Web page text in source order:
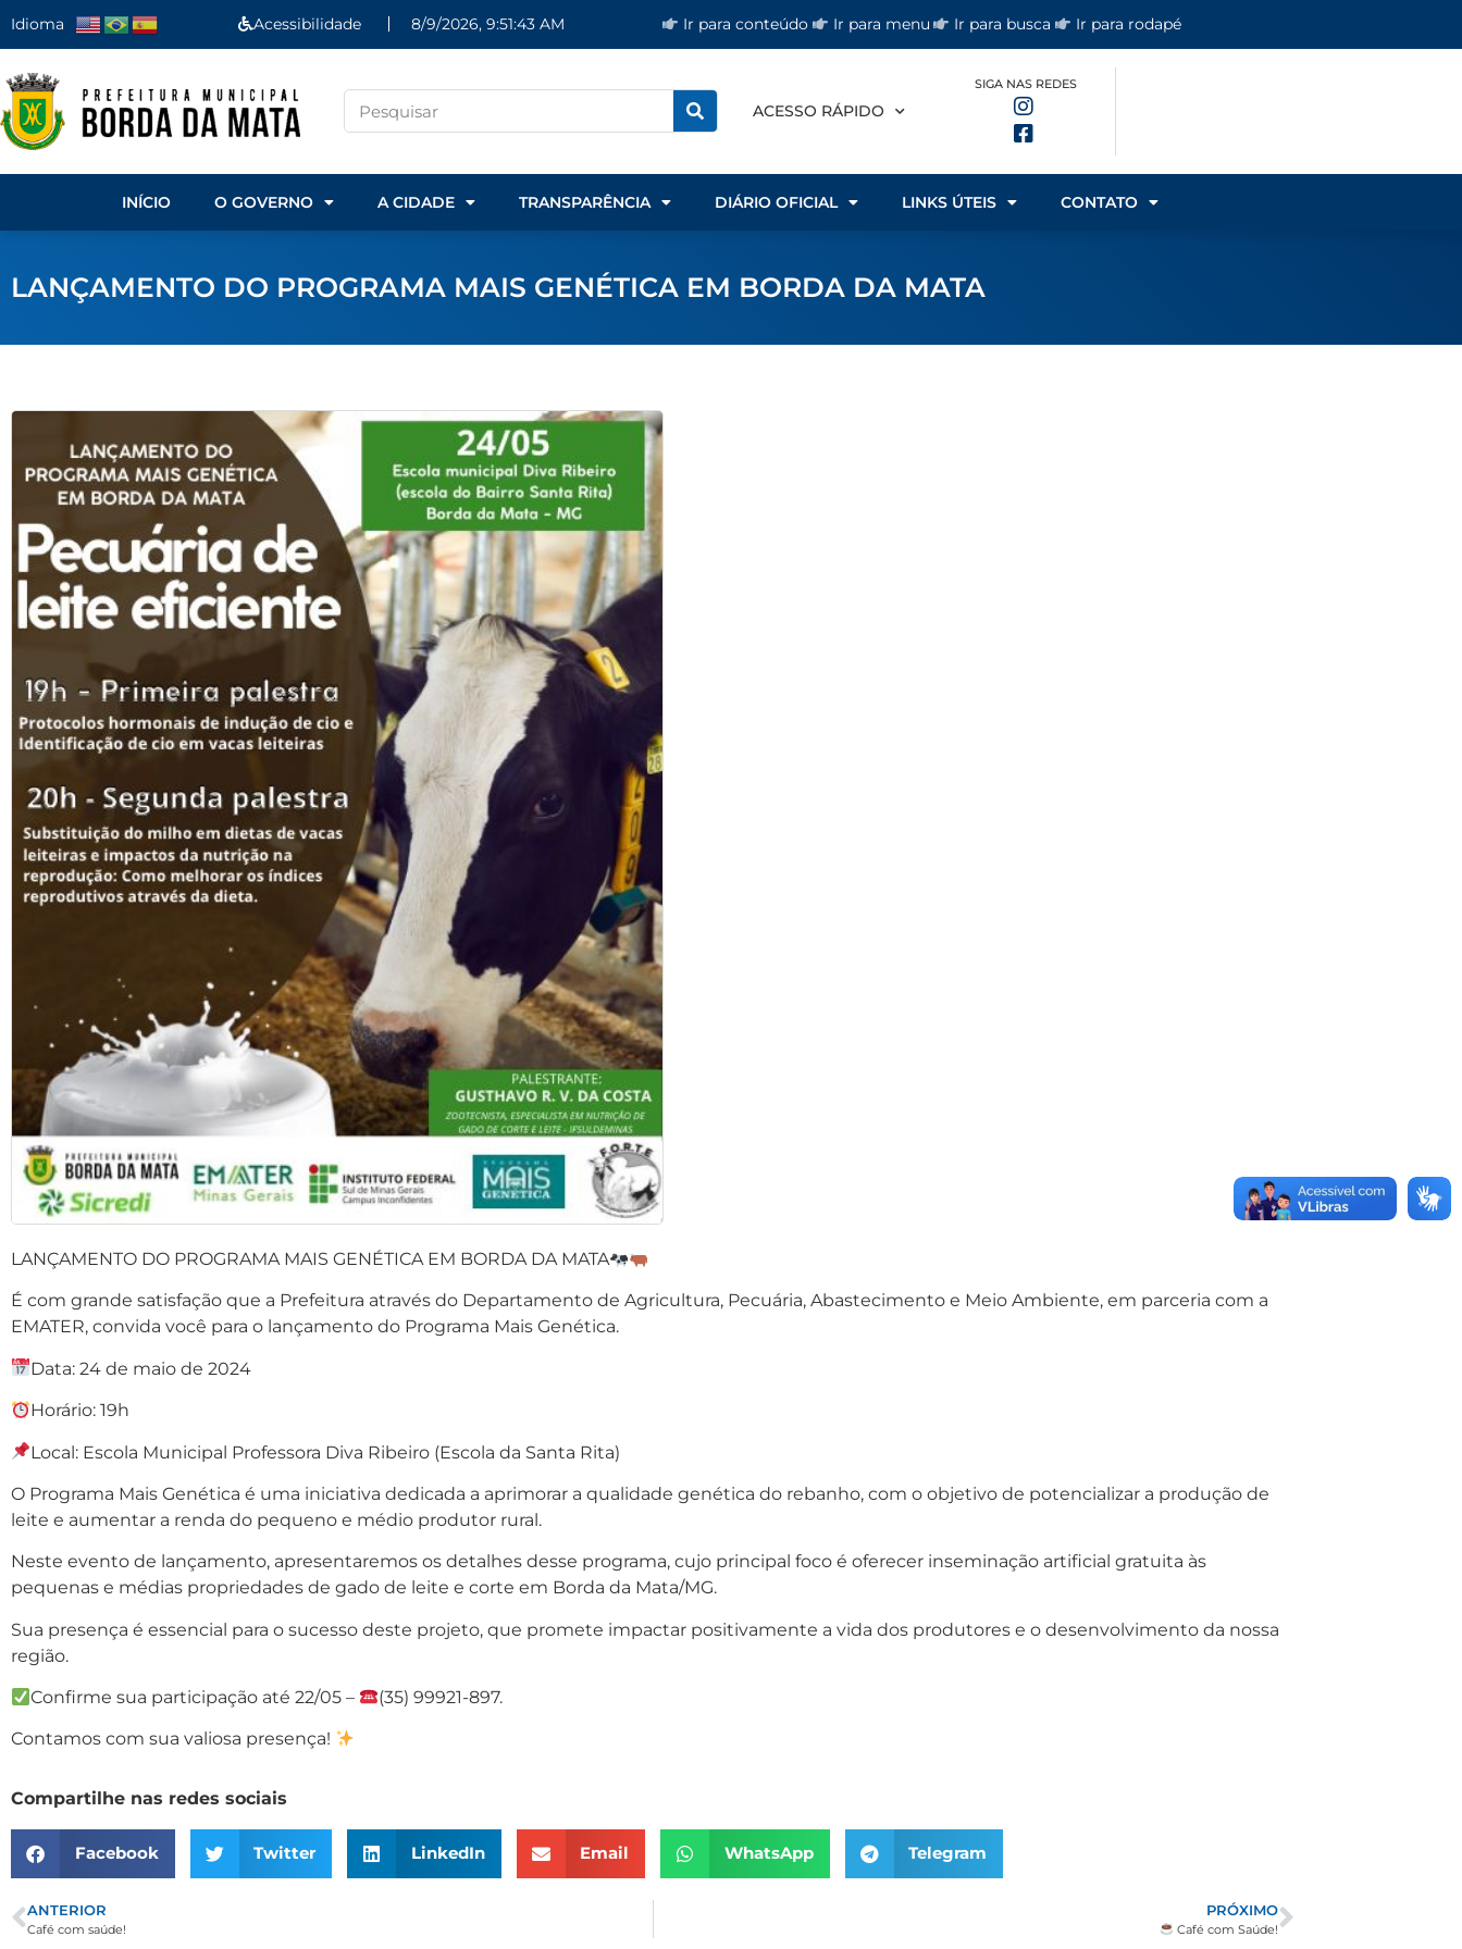
Idioma Acessibilidade 8/9/2026, 9:51:44 AM Ir para conteúdo Ir para menu Ir para busca Ir para rodapé
ACESSO RÁPIDO
SIGA NAS REDES
INÍCIO O GOVERNO A CIDADE TRANSPARÊNCIA DIÁRIO OFICIAL LINKS ÚTEIS CONTATO
LANÇAMENTO DO PROGRAMA MAIS GENÉTICA EM BORDA DA MATA
LANÇAMENTO DO PROGRAMA MAIS GENÉTICA EM BORDA DA MATA
É com grande satisfação que a Prefeitura através do Departamento de Agricultura, Pecuária, Abastecimento e Meio Ambiente, em parceria com a
EMATER, convida você para o lançamento do Programa Mais Genética.
Data: 24 de maio de 2024
Horário: 19h
Local: Escola Municipal Professora Diva Ribeiro (Escola da Santa Rita)
O Programa Mais Genética é uma iniciativa dedicada a aprimorar a qualidade genética do rebanho, com o objetivo de potencializar a produção de
leite e aumentar a renda do pequeno e médio produtor rural.
Neste evento de lançamento, apresentaremos os detalhes desse programa, cujo principal foco é oferecer inseminação artificial gratuita às
pequenas e médias propriedades de gado de leite e corte em Borda da Mata/MG.
Sua presença é essencial para o sucesso deste projeto, que promete impactar positivamente a vida dos produtores e o desenvolvimento da nossa
região.
Confirme sua participação até 22/05 – (35) 99921-897.
Contamos com sua valiosa presença!
Compartilhe nas redes sociais
Facebook Twitter LinkedIn Email WhatsApp Telegram
ANTERIOR
Café com saúde!
PRÓXIMO
Café com Saúde!